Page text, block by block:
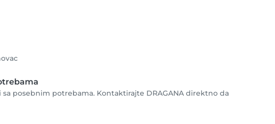
sa posebnim potrebama. Kontaktirajte DRAGANA direktno da